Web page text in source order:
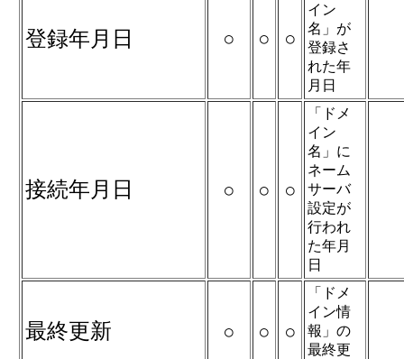
登録年月日 ○ ○ ○
イン
名」が
登録さ
れた年
月日
接続年月日 ○ ○ ○
「ドメ
イン
名」に
ネーム
サーバ
設定が
行われ
た年月
日
最終更新 ○ ○ ○
「ドメ
イン情
報」の
最終更